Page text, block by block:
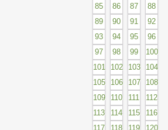
85
86 87
88
89
90 91
92
93
94 95
96
97
98 99
100
101
102 103
104
105
106 107
108
109
110 111
112
113
114 115
116
117
118 119
120